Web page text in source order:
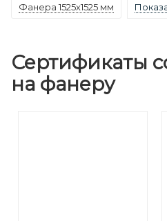
Фанера 1525х1525 мм
Сертификаты
на фанеру